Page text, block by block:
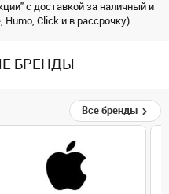
с доставкой за наличный и
Click и в рассрочку)
БРЕНДЫ
Все бренды